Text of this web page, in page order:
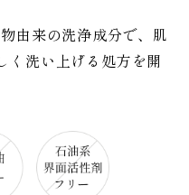
由来の洗浄成分で、肌
く洗い上げる処方を開